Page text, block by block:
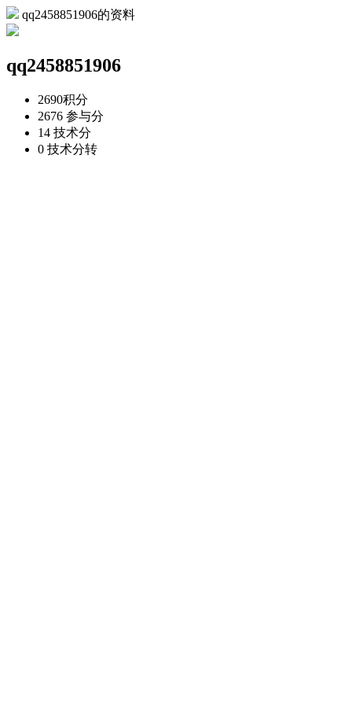
qq2458851906的资料
qq2458851906
2690积分
2676 参与分
14 技术分
0 技术分转